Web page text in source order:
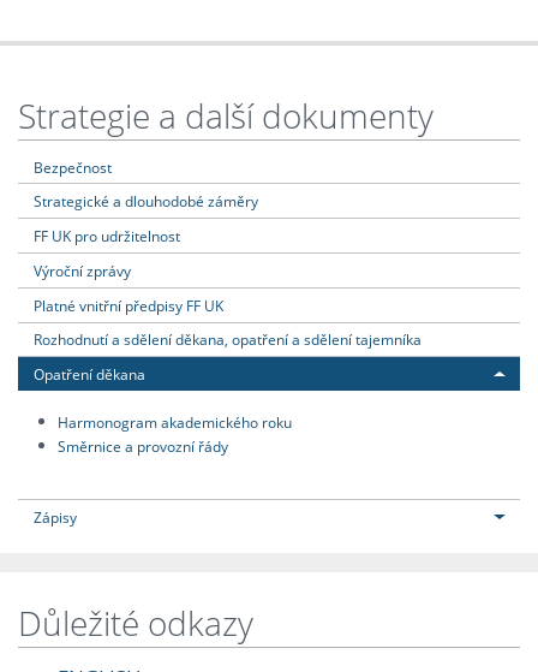
Strategie a další dokumenty
Bezpečnost
Strategické a dlouhodobé záměry
FF UK pro udržitelnost
Výroční zprávy
Platné vnitřní předpisy FF UK
Rozhodnutí a sdělení děkana, opatření a sdělení tajemníka
Opatření děkana
Harmonogram akademického roku
Směrnice a provozní řády
Zápisy
Důležité odkazy